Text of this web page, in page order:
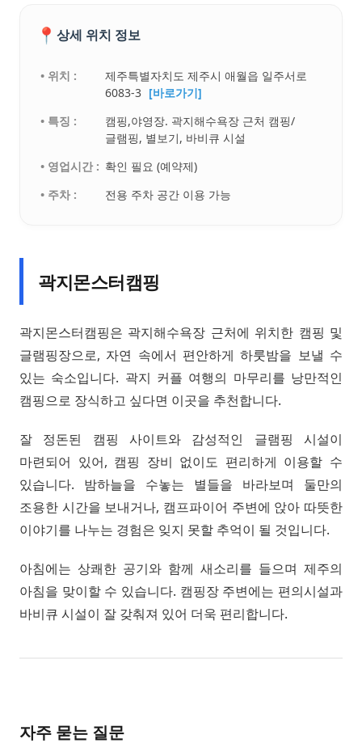
📍 상세 위치 정보
• 위치 :
제주특별자치도 제주시 애월읍 일주서로
6083-3 [바로가기]
• 특징 :
캠핑,야영장. 곽지해수욕장 근처 캠핑/
글램핑, 별보기, 바비큐 시설
• 영업시간 : 확인 필요 (예약제)
• 주차 :
전용 주차 공간 이용 가능
곽지몬스터캠핑
곽지몬스터캠핑은 곽지해수욕장 근처에 위치한 캠핑 및
글램핑장으로, 자연 속에서 편안하게 하룻밤을 보낼 수
있는 숙소입니다. 곽지 커플 여행의 마무리를 낭만적인
캠핑으로 장식하고 싶다면 이곳을 추천합니다.
잘 정돈된 캠핑 사이트와 감성적인 글램핑 시설이
마련되어 있어, 캠핑 장비 없이도 편리하게 이용할 수
있습니다. 밤하늘을 수놓는 별들을 바라보며 둘만의
조용한 시간을 보내거나, 캠프파이어 주변에 앉아 따뜻한
이야기를 나누는 경험은 잊지 못할 추억이 될 것입니다.
아침에는 상쾌한 공기와 함께 새소리를 들으며 제주의
아침을 맞이할 수 있습니다. 캠핑장 주변에는 편의시설과
바비큐 시설이 잘 갖춰져 있어 더욱 편리합니다.
자주 묻는 질문